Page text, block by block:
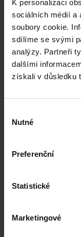
K personalizaci
sociálních médií a
soubory cookie.
sdílíme se svými
analýzy. Partneři
dalšími
získali v důsledku
souhlasu
Nutné
Preferenční
Statistické
Marketingové
D****
F****
D****
10
L****
B****
400
keyboard_arrow_left